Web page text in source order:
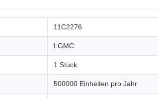
11C2276
LGMC
1 Stück
500000 Einheiten pro Jahr